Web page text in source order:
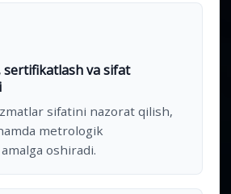
sertifikatlash va sifat
sifatini nazorat qilish,
metrologik
oshiradi.